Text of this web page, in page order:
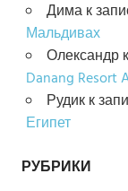
Димак
Мальдивах
Олександр
Danang Resort
Рудикк
Египет
РУБРИКИ